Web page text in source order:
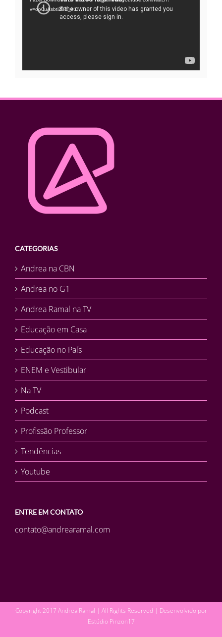
vídeo
v=oo0uAsbti28&_=1
CATEGORIAS
Andrea na CBN
Andrea no G1
Andrea Ramal na TV
Educação em Casa
Educação no País
ENEM e Vestibular
Na TV
Podcast
Profissão Professor
Tendências
Youtube
ENTRE EM CONTATO
contato@andrearamal.com
Copyright 2017 Andrea Ramal | All Rights Reserved | Desenvolvido por
Estúdio Pinzon17